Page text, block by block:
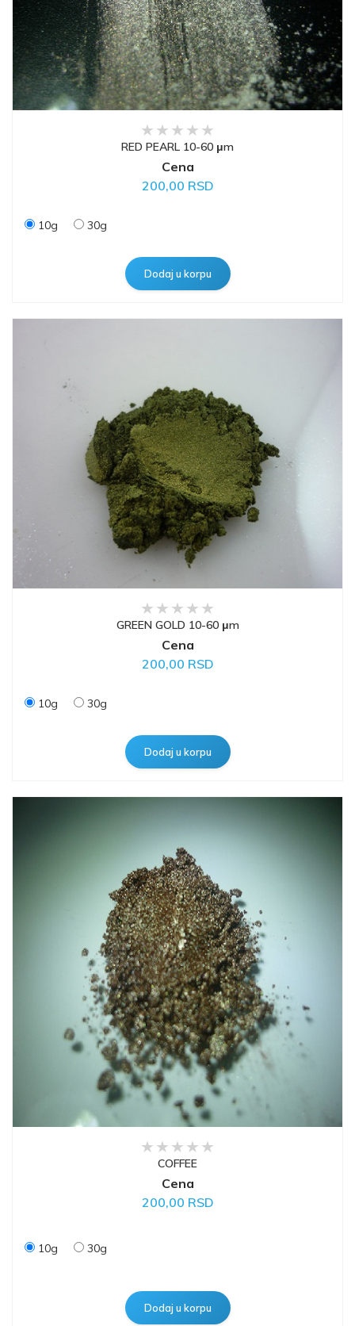
RED PEARL 10-60 μm
Cena
200,00 RSD
10g 30g
GREEN GOLD 10-60 μm
Cena
200,00 RSD
10g 30g
COFFEE
Cena
200,00 RSD
10g 30g